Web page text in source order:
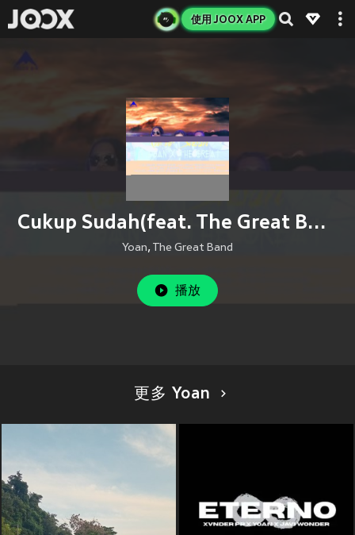
使用 JOOX APP
Cukup Sudah(feat. The Great Band)
Yoan, The Great Band
播放
更多 Yoan